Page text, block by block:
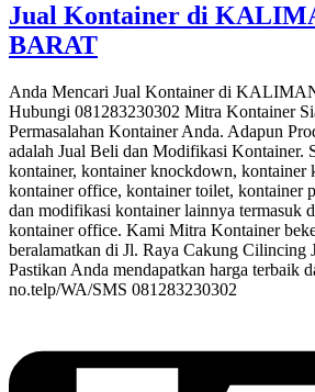
Jual Kontainer di
BARAT
Anda Mencari Jual Kontainer di
Hubungi 081283230302 Mitra Kontainer
Permasalahan Kontainer Anda. Adapun
adalah Jual Beli dan Modifikasi Kontainer.
kontainer, kontainer knockdown, kontainer
kontainer office, kontainer toilet, kontainer
dan modifikasi kontainer lainnya termasuk
kontainer office. Kami Mitra Kontainer
beralamatkan di Jl. Raya Cakung Cilincing
Pastikan Anda mendapatkan harga terbaik
no.telp/WA/SMS 081283230302